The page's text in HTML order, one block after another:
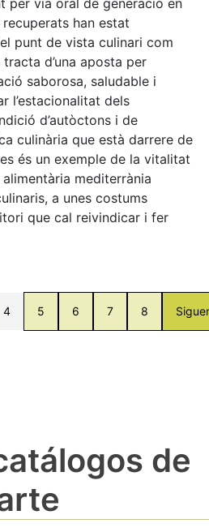
han estat
punt de vista culinari com
d’una aposta per
saborosa, saludable i
l’estacionalitat dels
d’autòctons i de
culinària que està darrere de
és un exemple de la vitalitat
mediterrània
a unes costums
que cal reivindicar i fer
4 5 6 7 8
de